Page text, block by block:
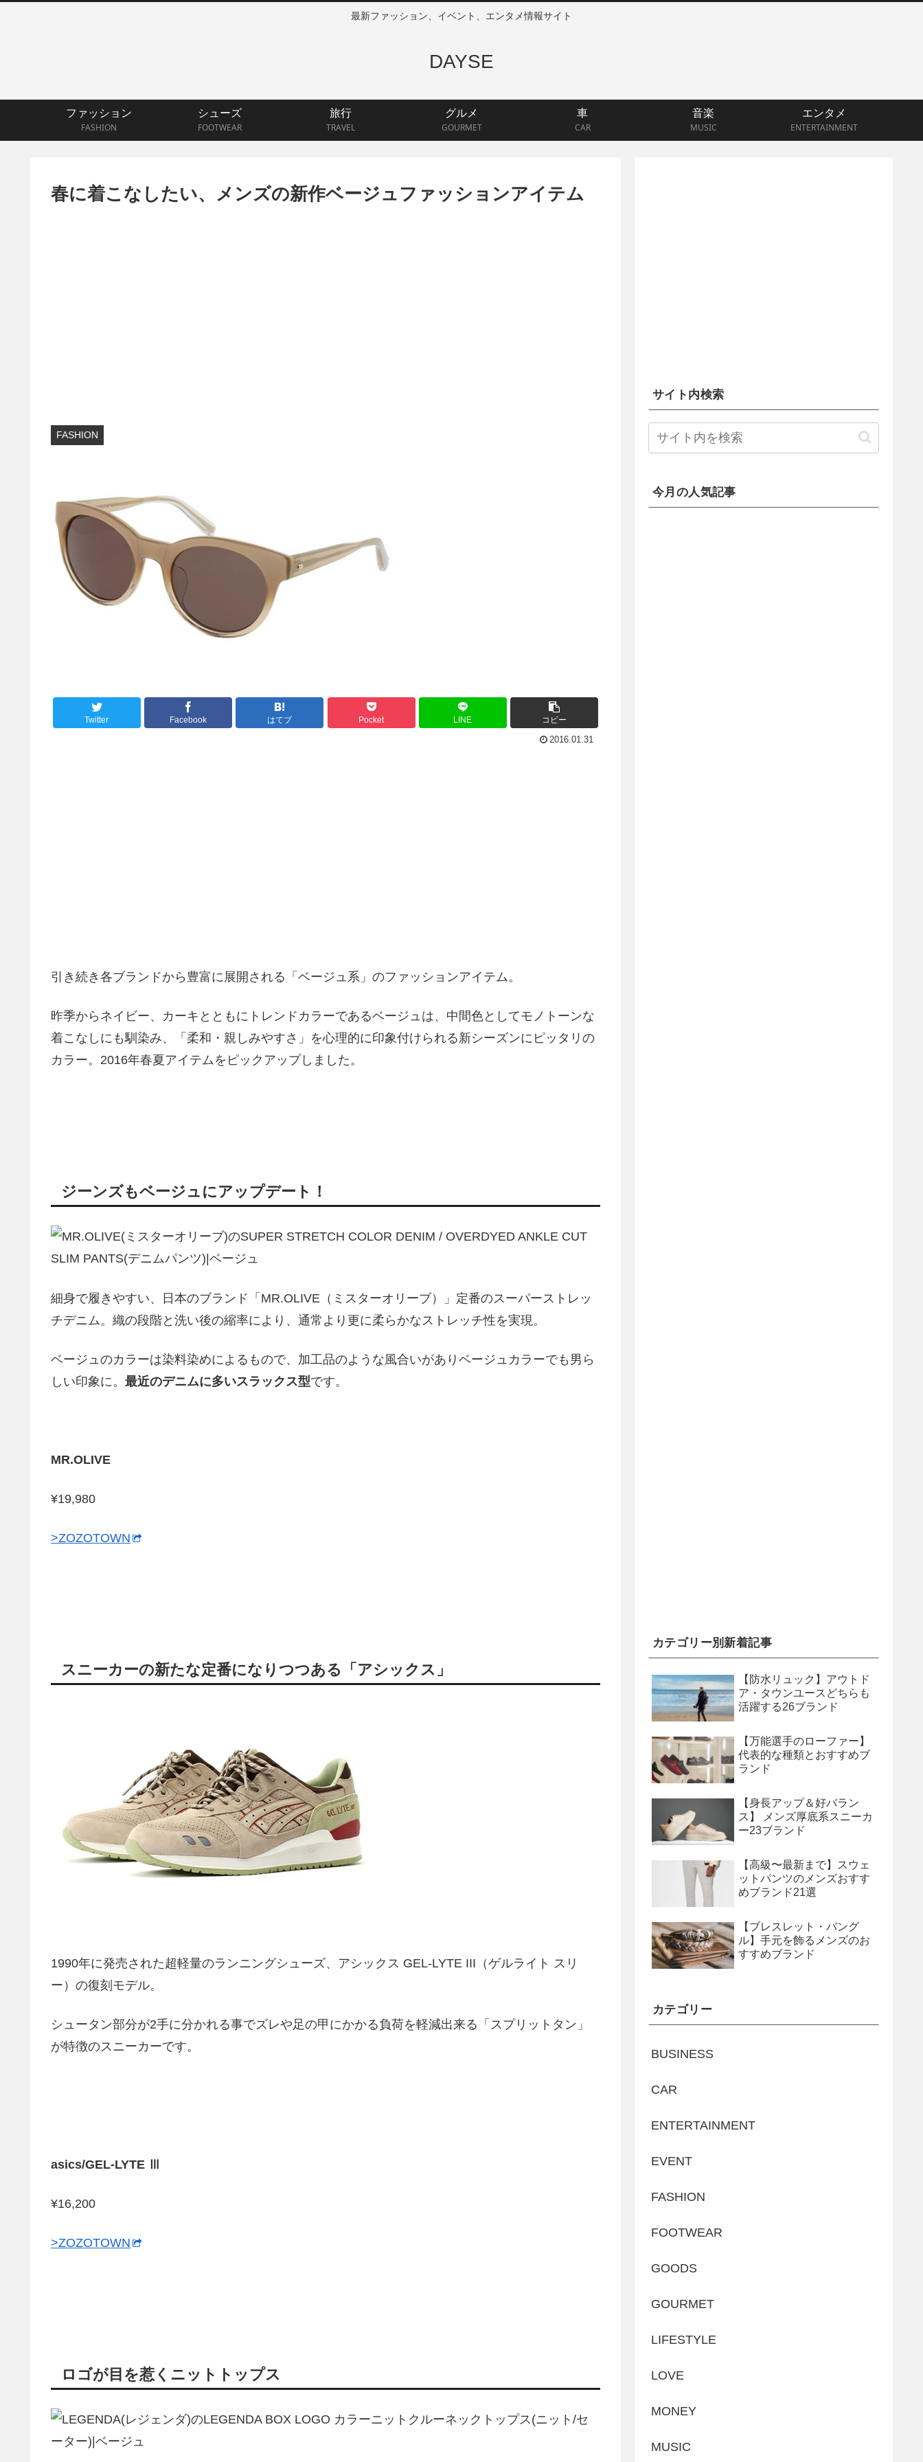
最新ファッション、イベント、エンタメ情報サイト
DAYSE
ファッション
FASHION
シューズ
FOOTWEAR
旅行
TRAVEL
グルメ
GOURMET
車
CAR
音楽
MUSIC
エンタメ
ENTERTAINMENT
春に着こなしたい、メンズの新作ベージュファッションアイテム
FASHION
Twitter Facebook はてブ Pocket LINE コピー
2016.01.31
引き続き各ブランドから豊富に展開される「ベージュ系」のファッションアイテム。
昨季からネイビー、カーキとともにトレンドカラーであるベージュは、中間色としてモノトーンな
着こなしにも馴染み、「柔和・親しみやすさ」を心理的に印象付けられる新シーズンにピッタリの
カラー。2016年春夏アイテムをピックアップしました。
ジーンズもベージュにアップデート！
細身で履きやすい、日本のブランド「MR.OLIVE（ミスターオリーブ）」定番のスーパーストレッ
チデニム。織の段階と洗い後の縮率により、通常より更に柔らかなストレッチ性を実現。
ベージュのカラーは染料染めによるもので、加工品のような風合いがありベージュカラーでも男ら
しい印象に。 最近のデニムに多いスラックス型です。
MR.OLIVE
¥19,980
>ZOZOTOWN
スニーカーの新たな定番になりつつある「アシックス」
1990年に発売された超軽量のランニングシューズ、アシックス GEL-LYTE III（ゲルライト スリ
ー）の復刻モデル。
シュータン部分が2手に分かれる事でズレや足の甲にかかる負荷を軽減出来る「スプリットタン」
が特徴のスニーカーです。
asics/GEL-LYTE Ⅲ
¥16,200
>ZOZOTOWN
ロゴが目を惹くニットトップス
サイト内検索
今月の人気記事
カテゴリー別新着記事
【防水リュック】アウトド
ア・タウンユースどちらも
活躍する26ブランド
【万能選手のローファー】
代表的な種類とおすすめブ
ランド
【身長アップ＆好バラン
ス】 メンズ厚底系スニーカ
ー23ブランド
【高級〜最新まで】スウェ
ットパンツのメンズおすす
めブランド21選
【ブレスレット・バング
ル】手元を飾るメンズのお
すすめブランド
カテゴリー
BUSINESS
CAR
ENTERTAINMENT
EVENT
FASHION
FOOTWEAR
GOODS
GOURMET
LIFESTYLE
LOVE
MONEY
MUSIC